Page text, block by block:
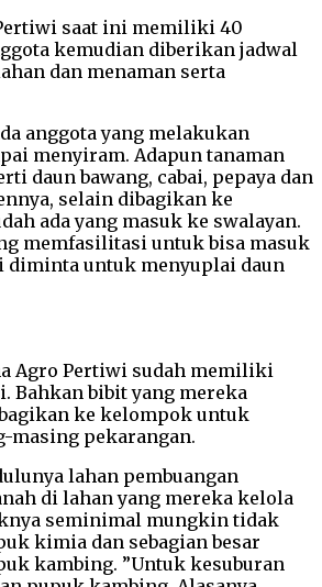
saat ini memiliki 40
kemudian diberikan jadwal
dan menaman serta
anggota yang melakukan
menyiram. Adapun tanaman
daun bawang, cabai, pepaya dan
selain dibagikan ke
ada yang masuk ke swalayan.
memfasilitasi untuk bisa masuk
diminta untuk menyuplai daun
Agro Pertiwi sudah memiliki
Bahkan bibit yang mereka
ke kelompok untuk
masing pekarangan.
lahan pembuangan
di lahan yang mereka kelola
seminimal mungkin tidak
kimia dan sebagian besar
kambing. ”Untuk kesuburan